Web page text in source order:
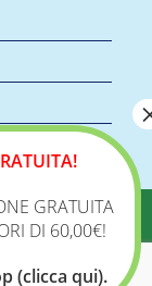
BOLOGNA
353313
GRATUITA
DI 60,00€!
(clicca qui).